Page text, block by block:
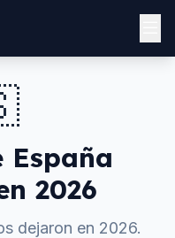
España
2026
dejaron en 2026.